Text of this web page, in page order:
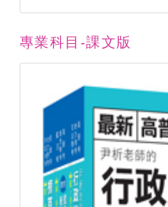
專業科目-課文版